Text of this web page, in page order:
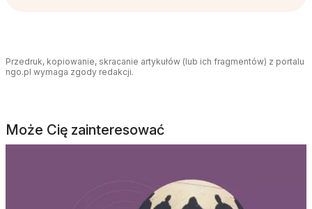
Przedruk, kopiowanie, skracanie artykułów (lub ich fragmentów) z portalu
ngo.pl wymaga zgody redakcji.
Może Cię zainteresować